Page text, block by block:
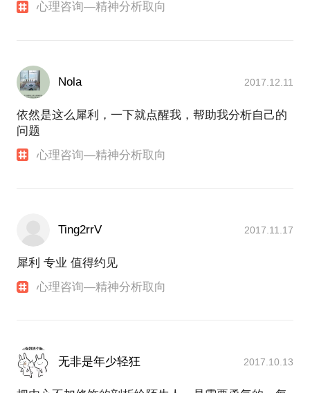
心理咨询—精神分析取向
Nola 2017.12.11
依然是这么犀利，一下就点醒我，帮助我分析自己的
问题
心理咨询—精神分析取向
Ting2rrV 2017.11.17
犀利 专业 值得约见
心理咨询—精神分析取向
无非是年少轻狂 2017.10.13